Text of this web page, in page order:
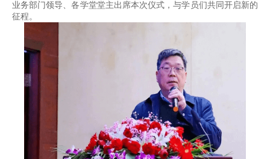
业务部门领导、各学堂堂主出席本次仪式，与学员们共同开启新的
征程。